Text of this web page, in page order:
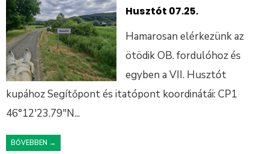
Husztót 07.25.
Hamarosan elérkezünk az
ötödik OB. fordulóhoz és
egyben a VII. Husztót
kupához Segítőpont és itatópont koordinátái: CP1
46°12′23.79″N...
BŐVEBBEN →